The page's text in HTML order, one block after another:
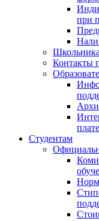
при
Контакты
Студентам